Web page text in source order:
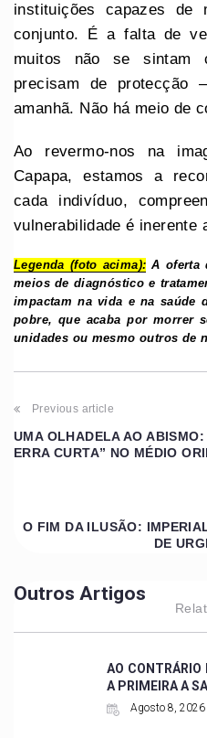
instituições capazes de
conjunto. É a falta de
muitos não se sintam
precisam de
amanhã. Não há meio de
Ao revermo-nos na
Capapa, estamos a
cada indivíduo,
vulnerabilidade é inerente
Legenda (foto acima): A oferta
meios de diagnóstico e
impactam na vida e na saúde
pobre, que acaba por morrer
unidades ou mesmo outros de
Previous article
UMA OLHADELA AO
ERRA CURTA” NO MÉDIO
O FIM DA ILUSÃO:
DE
Outros Artigos
AO CONTRÁRIO
A PRIMEIRA A
Agosto 8, 2026